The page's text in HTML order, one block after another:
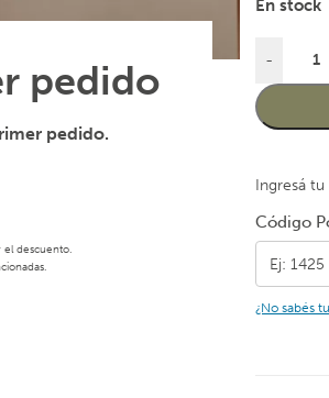
pedido
pedido.
el descuento.
En stock
-
Ingresá
Código
¿No sabés